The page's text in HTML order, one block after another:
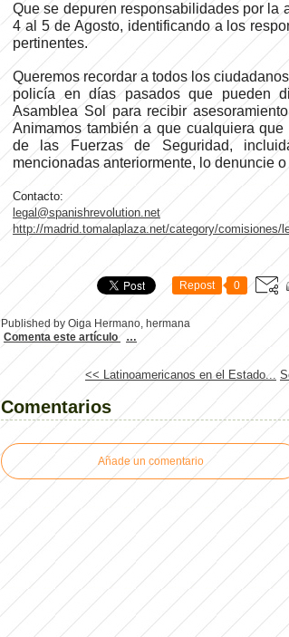
Que se depuren responsabilidades por la
4 al 5 de Agosto, identificando a los
pertinentes.
Queremos recordar a todos los
policía en días pasados que pueden
Asamblea Sol para recibir
Animamos también a que cualquiera
de las Fuerzas de Seguridad,
mencionadas anteriormente, lo denuncie
Contacto:
legal@spanishrevolution.net
http://madrid.tomalaplaza.net/category/comisiones/
Repost 0
Published by Oiga Hermano, hermana
Comenta este artículo
…
<< Latinoamericanos en el Estado...
Comentarios
Añade un comentario